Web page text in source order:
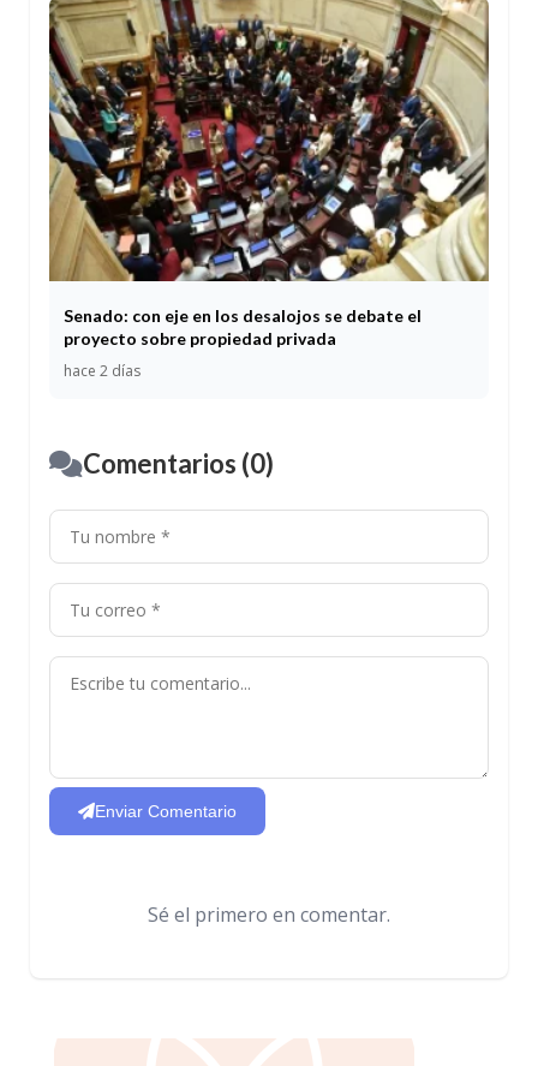
Senado: con eje en los desalojos se debate el
proyecto sobre propiedad privada
hace 2 días
Comentarios (0)
Enviar Comentario
Sé el primero en comentar.